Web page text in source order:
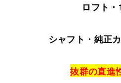
ロフト・
シャフト・純正
抜群の直進